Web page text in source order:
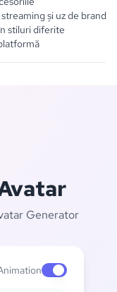
și uz de brand
stiluri diferite
Generator
Enable